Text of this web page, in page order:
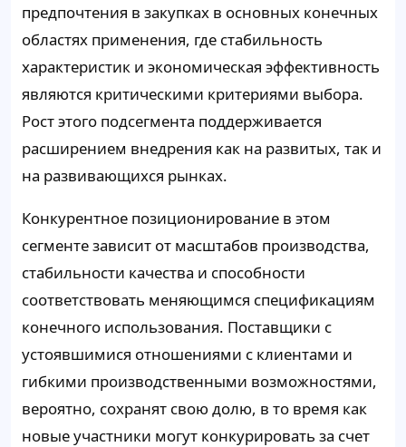
предпочтения в закупках в основных конечных
областях применения, где стабильность
характеристик и экономическая эффективность
являются критическими критериями выбора.
Рост этого подсегмента поддерживается
расширением внедрения как на развитых, так и
на развивающихся рынках.
Конкурентное позиционирование в этом
сегменте зависит от масштабов производства,
стабильности качества и способности
соответствовать меняющимся спецификациям
конечного использования. Поставщики с
устоявшимися отношениями с клиентами и
гибкими производственными возможностями,
вероятно, сохранят свою долю, в то время как
новые участники могут конкурировать за счет